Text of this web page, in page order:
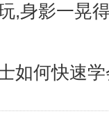
,身影一晃
如何快速